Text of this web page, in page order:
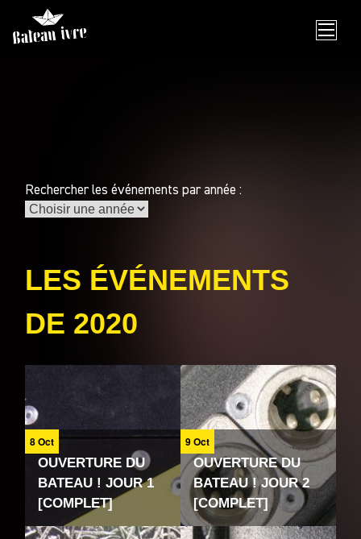
content
Rechercher les événements par année :
LES ÉVÉNEMENTS
DE 2020
8 Oct
OUVERTURE DU
BATEAU ! JOUR 1
[COMPLET]
9 Oct
OUVERTURE DU
BATEAU ! JOUR 2
[COMPLET]